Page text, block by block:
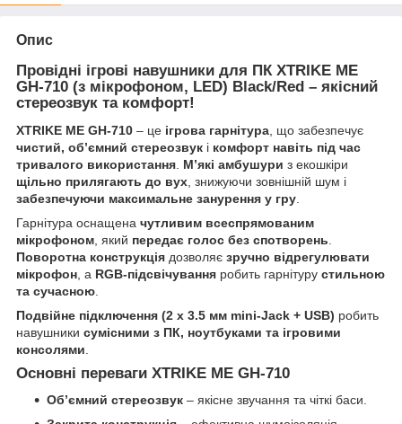
Опис
Провідні ігрові навушники для ПК XTRIKE ME
GH-710 (з мікрофоном, LED) Black/Red – якісний
стереозвук та комфорт!
XTRIKE ME GH-710 – це ігрова гарнітура , що забезпечує
чистий, об’ємний стереозвук і комфорт навіть під час
тривалого використання М’які амбушури з екошкіри
щільно прилягають до вух , знижуючи зовнішній шум і
забезпечуючи максимальне занурення у гру
Гарнітура оснащена чутливим всеспрямованим
мікрофоном , який передає голос без спотворень
Поворотна конструкція дозволяє зручно відрегулювати
мікрофон , а RGB-підсвічування робить гарнітуру стильною
та сучасною
Подвійне підключення (2 x 3.5 мм mini-Jack + USB) робить
навушники сумісними з ПК, ноутбуками та ігровими
консолями
Основні переваги XTRIKE ME GH-710
Об’ємний стереозвук – якісне звучання та чіткі баси.